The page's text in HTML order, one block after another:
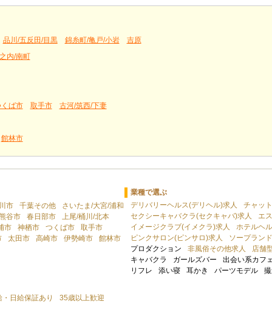
品川/五反田/目黒 錦糸町/亀戸/小岩
吉原
内/南町
ば市 取手市 古河/筑西/下妻
館林市
市 千葉その他
さいたま/大宮/浦和
谷市
春日部市
上尾/桶川/北本
市
神栖市 つくば市
取手市
太田市 高崎市 伊勢崎市 館林市
業種で選ぶ
デリバリーヘルス(デリヘル)求人
チャッ
セクシーキャバクラ(セクキャバ)求人
エ
イメージクラブ(イメクラ)求人
ホテルヘ
ピンクサロン(ピンサロ)求人
ソープラン
プロダクション
非風俗その他求人
店舗
キャバクラ
ガールズバー
出会い系カフ
リフレ
添い寝 耳かき パーツモデル
・日給保証あり 35歳以上歓迎